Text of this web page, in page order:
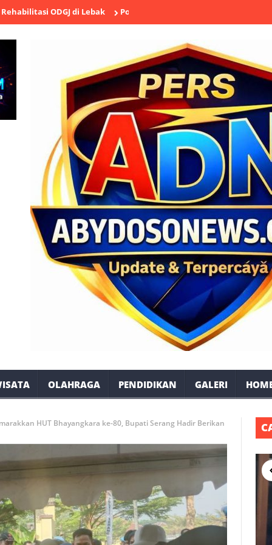
di Lebak Polsek Cikande Ungkap Aksi Pencurian Besi Ulir
OLAHRAGA PENDIDIKAN GALERI
HUT Bhayangkara ke-80, Bupati Serang Hadir Berikan